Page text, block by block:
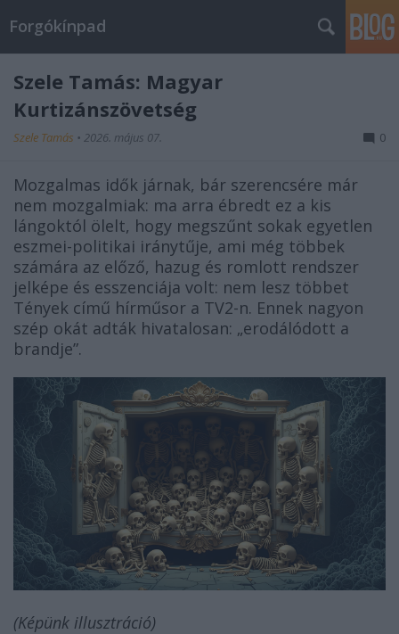
Forgókínpad
Szele Tamás: Magyar
Kurtizánszövetség
Szele Tamás • 2026. május 07. 0
Mozgalmas idők járnak, bár szerencsére már
nem mozgalmiak: ma arra ébredt ez a kis
lángoktól ölelt, hogy megszűnt sokak egyetlen
eszmei-politikai iránytűje, ami még többek
számára az előző, hazug és romlott rendszer
jelképe és esszenciája volt: nem lesz többet
Tények című hírműsor a TV2-n. Ennek nagyon
szép okát adták hivatalosan: „erodálódott a
brandje”.
(Képünk illusztráció)